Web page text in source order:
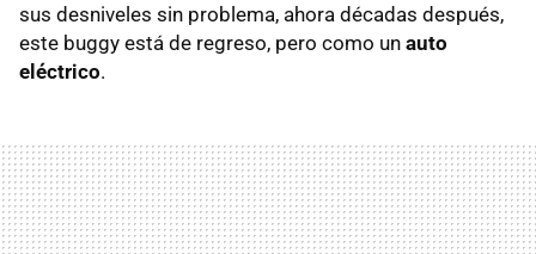
sus desniveles sin problema, ahora décadas después,
este buggy está de regreso, pero como un auto
eléctrico.